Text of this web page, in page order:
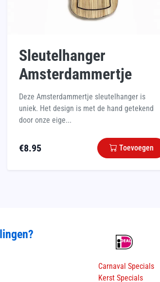
Sleutelhanger
Amsterdammertje
Deze Amsterdammertje sleutelhanger is
uniek. Het design is met de hand getekend
door onze eige...
€8.95 Toevoegen
Carnaval Specials
Kerst Specials